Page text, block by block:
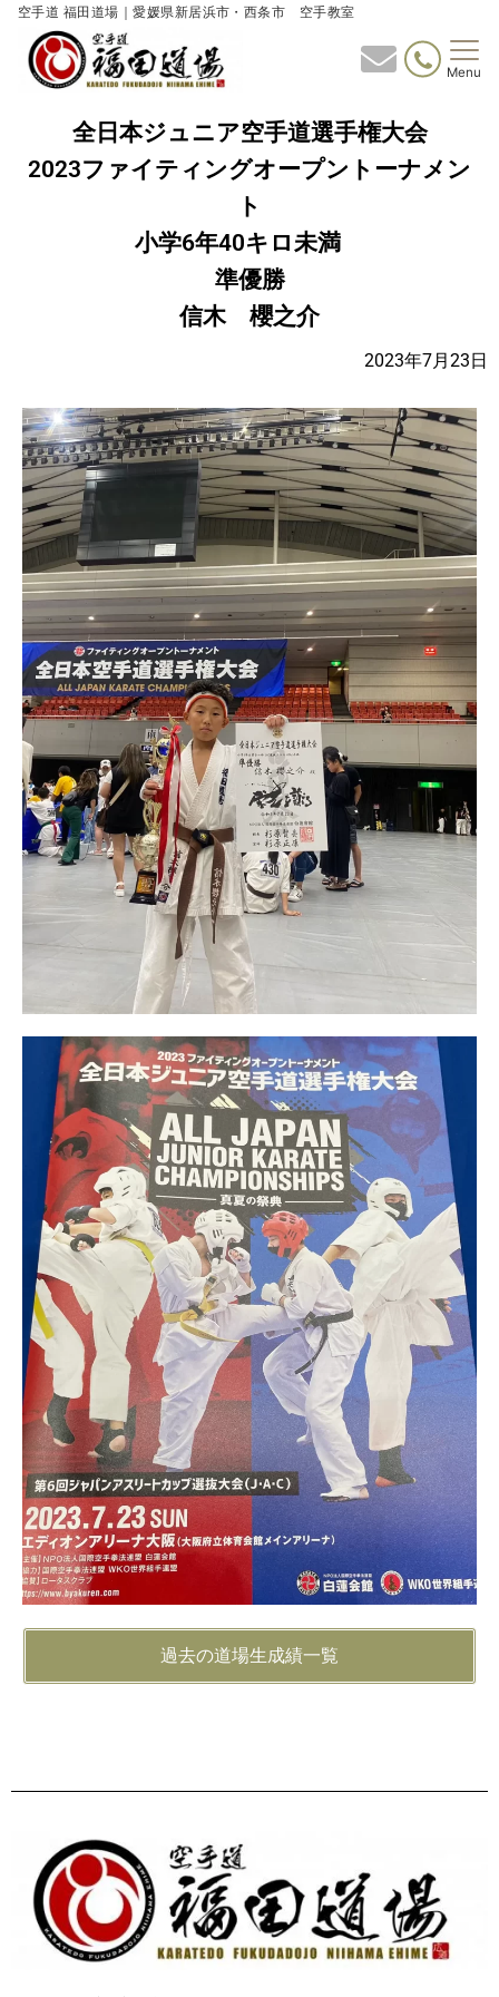
空手道 福田道場｜愛媛県新居浜市・西条市 空手教室
Menu
全日本ジュニア空手道選手権大会
2023ファイティングオープントーナメン
ト
小学6年40キロ未満
準優勝
信木 櫻之介
2023年7月23日
過去の道場生成績一覧